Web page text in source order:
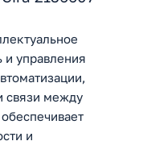
и управления
связи между
и